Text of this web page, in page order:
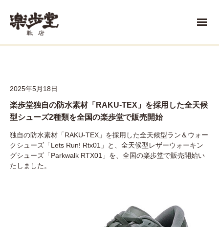
2025年5月18日
楽歩堂独自の防水素材「RAKU-TEX」を採用した全天候
型シューズ2種類を全国の楽歩堂で販売開始
独自の防水素材「RAKU-TEX」を採用した全天候型ラン＆ウォー
クシューズ「Lets Run! Rtx01」と、全天候型レザーウォーキン
グシューズ「Parkwalk RTX01」を、全国の楽歩堂で販売開始い
たしました。